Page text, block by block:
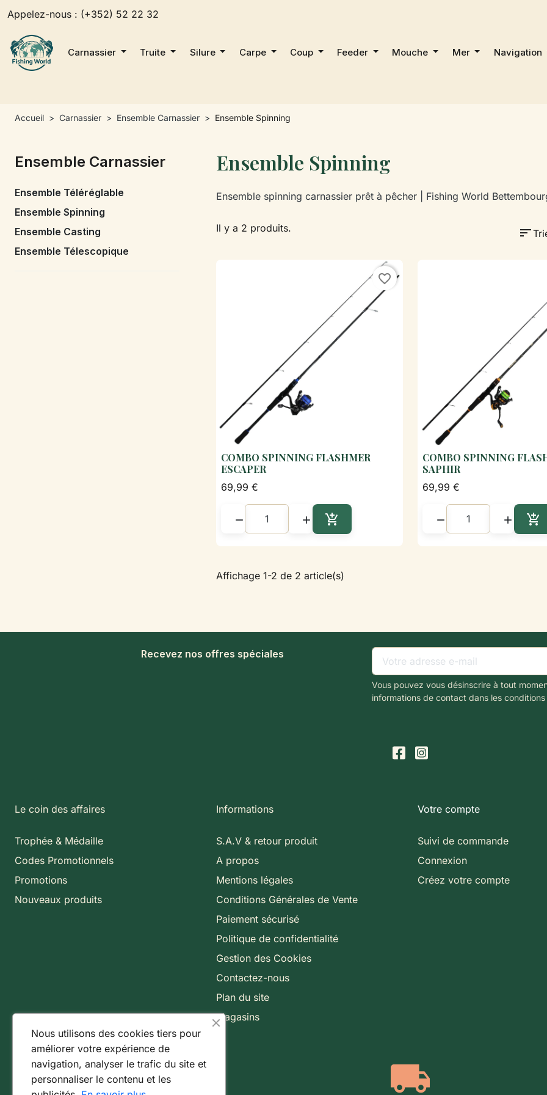
Appelez-nous : (+352) 52 22 32
Carnassier Truite Silure Carpe Coup Feeder Mouche Mer Navigation
Accueil Carnassier Ensemble Carnassier Ensemble Spinning
Ensemble Carnassier
Ensemble Téléréglable
Ensemble Spinning
Ensemble Casting
Ensemble Télescopique
Ensemble Spinning
Ensemble spinning carnassier prêt à pêcher | Fishing World
Il y a 2 produits. sort
favorite_border
COMBO SPINNING FLASHMER
ESCAPER
69,99 €
  
Ajouter au panier
COMBO SPINNING
SAPHIR
69,99 €
  
Affichage 1-2 de 2 article(s)
Recevez nos offres spéciales
Vous pouvez vous désinscrire à tout
informations de contact dans les
Le coin des affaires
Trophée & Médaille
Codes Promotionnels
Promotions
Nouveaux produits
Informations
S.A.V & retour produit
A propos
Mentions légales
Conditions Générales de Vente
Paiement sécurisé
Politique de confidentialité
Gestion des Cookies
Contactez-nous
Plan du site
Magasins
Votre compte
Suivi de commande
Connexion
Créez votre compte
Nous utilisons des cookies tiers pour
améliorer votre expérience de
navigation, analyser le trafic du site et
personnaliser le contenu et les